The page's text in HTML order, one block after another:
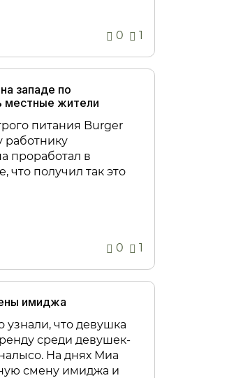
0 1
западе по
местные жители
питания Burger
работнику
проработал в
что получил так это
0 1
имиджа
что девушка
среди девушек-
На днях Миа
смену имиджа и